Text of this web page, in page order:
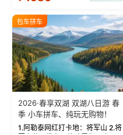
绝美瞬间。 赛湖坦克300跟车视
频：专业摄影师...
包车拼车
2026·春享双湖 双湖八日游 春
季 小车拼车、纯玩无购物！
1.阿勒泰网红打卡地：将军山 2.将